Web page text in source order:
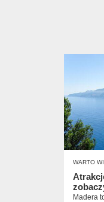
WARTO
Madera